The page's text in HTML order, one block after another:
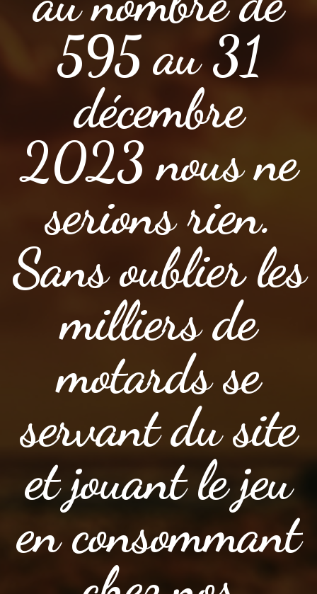
595 au 31
décembre
2023 nous ne
serions rien.
Sans oublier les
milliers de
motards se
servant du site
et jouant le jeu
en consommant